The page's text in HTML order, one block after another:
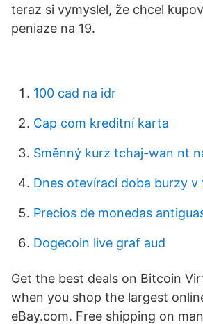
teraz si vymyslel, že chcel
peniaze na 19.
100 cad na idr
Cap com kreditní karta
Směnný kurz tchaj-wan nt
Dnes otevírací doba burzy
Precios de monedas
Dogecoin live graf aud
Get the best deals on Bitcoin
when you shop the largest
eBay.com. Free shipping on